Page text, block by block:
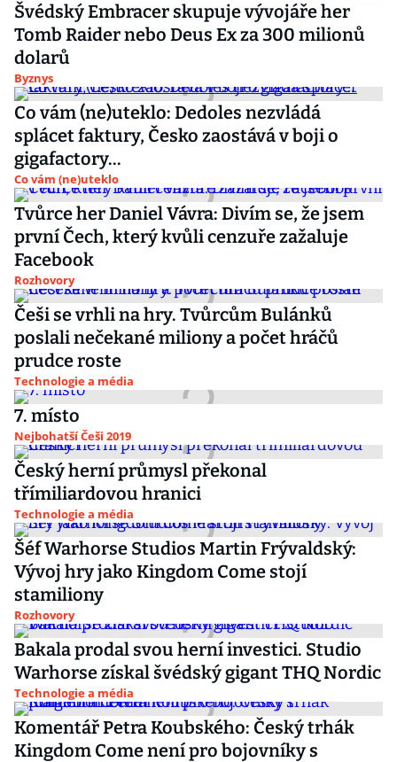
Švédský Embracer skupuje vývojáře her
Tomb Raider nebo Deus Ex za 300 milionů
dolarů
Byznys
Co vám (ne)uteklo: Dedoles nezvládá
splácet faktury, Česko zaostává v boji o
gigafactory...
Co vám (ne)uteklo
Tvůrce her Daniel Vávra: Divím se, že jsem
první Čech, který kvůli cenzuře zažaluje
Facebook
Rozhovory
Češi se vrhli na hry. Tvůrcům Bulánků
poslali nečekané miliony a počet hráčů
prudce roste
Technologie a média
7. místo
Nejbohatší Češi 2019
Český herní průmysl překonal
třímiliardovou hranici
Technologie a média
Šéf Warhorse Studios Martin Frývaldský:
Vývoj hry jako Kingdom Come stojí
stamiliony
Rozhovory
Bakala prodal svou herní investici. Studio
Warhorse získal švédský gigant THQ Nordic
Technologie a média
Komentář Petra Koubského: Český trhák
Kingdom Come není pro bojovníky s